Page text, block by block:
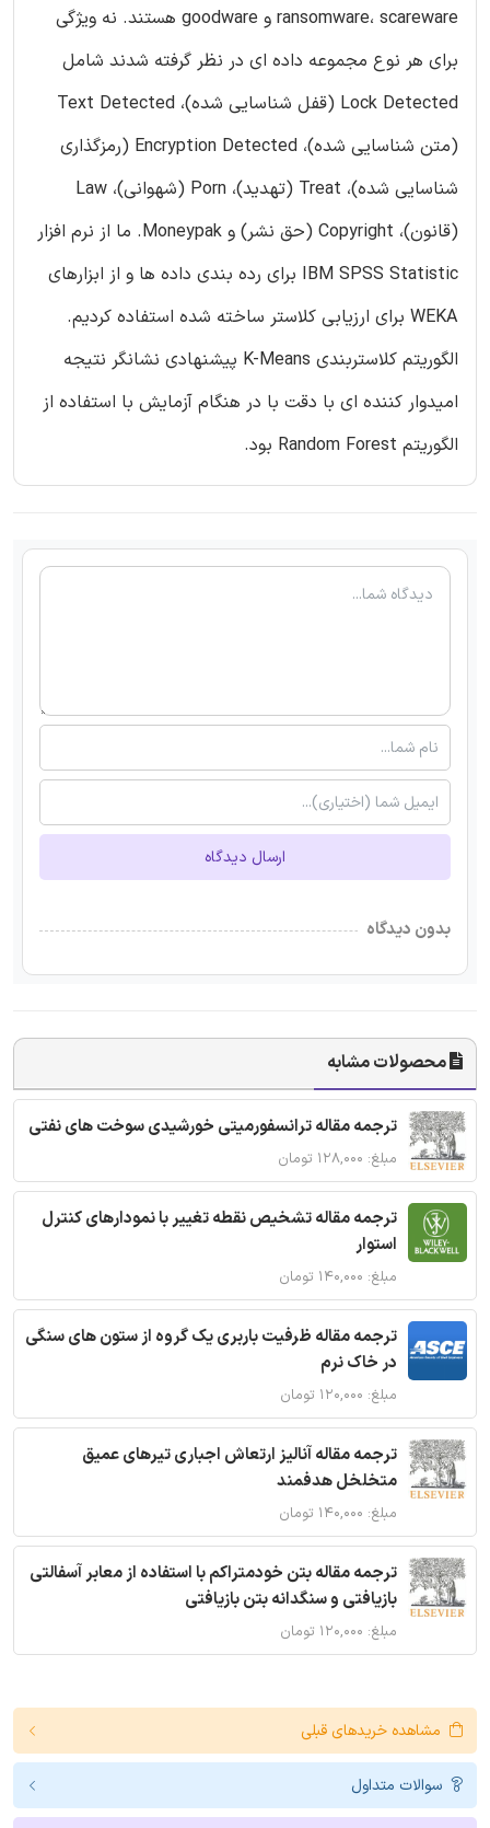
ransomware، scareware و goodware هستند. نه ویژگی
برای هر نوع مجموعه داده ای در نظر گرفته شدند شامل
Lock Detected (قفل شناسایی شده)، Text Detected
(متن شناسایی شده)، Encryption Detected (رمزگذاری
شناسایی شده)، Treat (تهدید)، Porn (شهوانی)، Law
(قانون)، Copyright (حق نشر) و Moneypak. ما از نرم افزار
IBM SPSS Statistic برای رده بندی داده ها و از ابزارهای
WEKA برای ارزیابی کلاستر ساخته شده استفاده کردیم.
الگوریتم کلاستربندی K-Means پیشنهادی نشانگر نتیجه
امیدوار کننده ای با دقت با در هنگام آزمایش با استفاده از
الگوریتم Random Forest بود.
ارسال دیدگاه
بدون دیدگاه
محصولات مشابه
ترجمه مقاله ترانسفورمیتی خورشیدی سوخت های نفتی
مبلغ: ۱۲۸,۰۰۰ تومان
ترجمه مقاله تشخیص نقطه تغییر با نمودارهای کنترل
استوار
مبلغ: ۱۴۰,۰۰۰ تومان
ترجمه مقاله ظرفیت باربری یک گروه از ستون های سنگی
در خاک نرم
مبلغ: ۱۲۰,۰۰۰ تومان
ترجمه مقاله آنالیز ارتعاش اجباری تیرهای عمیق
متخلخل هدفمند
مبلغ: ۱۴۰,۰۰۰ تومان
ترجمه مقاله بتن خودمتراکم با استفاده از معابر آسفالتی
بازیافتی و سنگدانه بتن بازیافتی
مبلغ: ۱۲۰,۰۰۰ تومان
مشاهده خریدهای قبلی
سوالات متداول